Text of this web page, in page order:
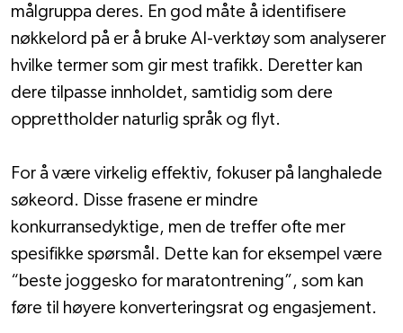
målgruppa deres. En god måte å identifisere
nøkkelord på er å bruke AI-verktøy som analyserer
hvilke termer som gir mest trafikk. Deretter kan
dere tilpasse innholdet, samtidig som dere
opprettholder naturlig språk og flyt.
For å være virkelig effektiv, fokuser på langhalede
søkeord. Disse frasene er mindre
konkurransedyktige, men de treffer ofte mer
spesifikke spørsmål. Dette kan for eksempel være
“beste joggesko for maratontrening”, som kan
føre til høyere konverteringsrat og engasjement.